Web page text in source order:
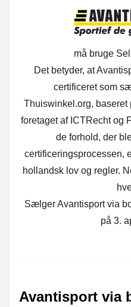
må bruge
Det betyder, at
certificeret som
Thuiswinkel.org,
foretaget af ICTRecht og
de forhold, der
certificeringsprocessen,
hollandsk lov og regler.
Sælger Avantisport via
på 3.
Avantisport via